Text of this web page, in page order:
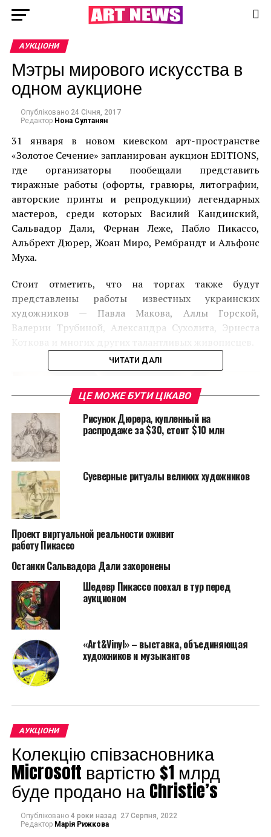
АУКЦІОНИ
Мэтры мирового искусства в
одном аукционе
Опубліковано 24 Січня, 2017
Редактор Нона Султанян
31 января в новом киевском арт-пространстве
«Золотое Сечение» запланирован аукцион EDITIONS,
где организаторы пообещали представить
тиражные работы (офорты, гравюры, литографии,
авторские принты и репродукции) легендарных
мастеров, среди которых Василий Кандинский,
Сальвадор Дали, Фернан Леже, Пабло Пикассо,
Альбрехт Дюрер, Жоан Миро, Рембрандт и Альфонс
Муха.
Стоит отметить, что на торгах также будут
представлены работы известных украинских
художников — Павла Макова, Аллы Горской,
Валерии Трубиной, Александра Сухолита, Эрнеста
В целом, на аукционе EDITIONS представят около 50
лотов. В среднем эстимейт многих работ составляет
$400-800.
Среди топ-лотов «Автопортрет в зеленом Бугатти»
польской художницы Тамары де Лемпицкой, «La
ЧИТАТИ ДАЛІ
ЦЕ МОЖЕ БУТИ ЦІКАВО
Рисунок Дюрера, купленный на
распродаже за $30, стоит $10 млн
Суеверные ритуалы великих художников
Проект виртуальной реальности оживит
работу Пикассо
Останки Сальвадора Дали захоронены
Шедевр Пикассо поехал в тур перед
аукционом
«Art&Vinyl» – выставка, объединяющая
художников и музыкантов
АУКЦІОНИ
Колекцію співзасновника
Microsoft вартістю $1 млрд
буде продано на Christie’s
Опубліковано 4 роки назад 27 Серпня, 2022
Редактор Марія Рижкова